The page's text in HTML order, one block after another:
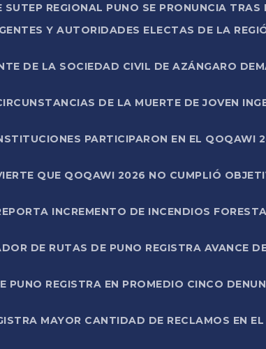
SUTEP REGIONAL PUNO SE PRONUNCIA
Y AUTORIDADES ELECTAS DE LA
DE LA SOCIEDAD CIVIL DE AZÁNGARO
DE LA MUERTE DE JOVEN
PARTICIPARON EN EL
QUE QOQAWI 2026 NO CUMPLIÓ
INCREMENTO DE INCENDIOS
DE RUTAS DE PUNO REGISTRA AVANCE
PUNO REGISTRA EN PROMEDIO CINCO
MAYOR CANTIDAD DE RECLAMOS EN